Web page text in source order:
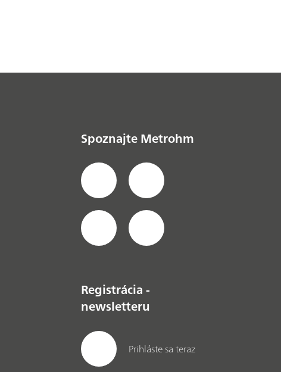
Spoznajte Metrohm
Registrácia -
newsletteru
Prihláste sa teraz